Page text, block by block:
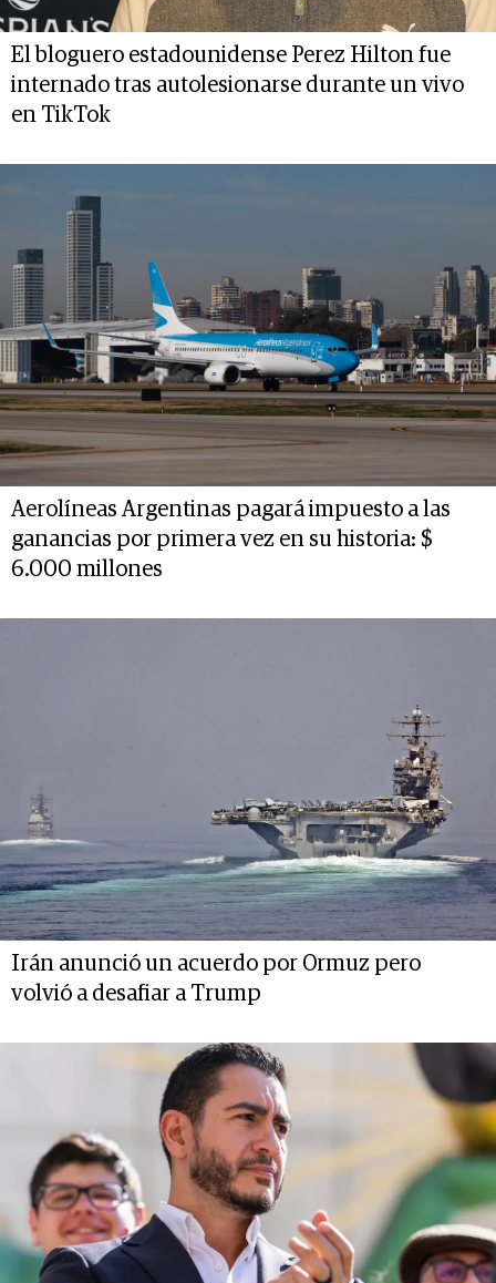
El bloguero estadounidense Perez Hilton fue
internado tras autolesionarse durante un vivo
en TikTok
Aerolíneas Argentinas pagará impuesto a las
ganancias por primera vez en su historia: $
6.000 millones
Irán anunció un acuerdo por Ormuz pero
volvió a desafiar a Trump